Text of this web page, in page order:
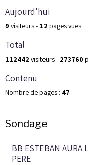
Aujourd'hui
9 visiteurs - 12 pages vues
Total
112442 visiteurs - 273760
Contenu
Nombre de pages : 47
Sondage
BB ESTEBAN AURA
PERE